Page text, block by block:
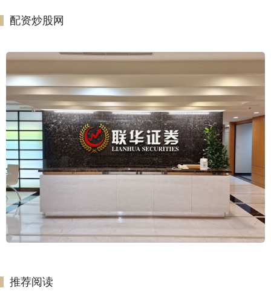
配资炒股网
推荐阅读